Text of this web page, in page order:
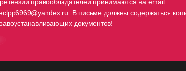
правообладателей принимаются на email:
В письме должны содержаться
документов!